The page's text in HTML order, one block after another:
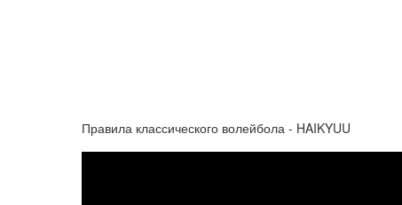
Правила классического волейбола - HAIKYUU